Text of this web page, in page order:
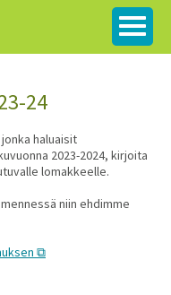
24
haluaisit
2023-2024, kirjoita
lomakkeelle.
niin ehdimme